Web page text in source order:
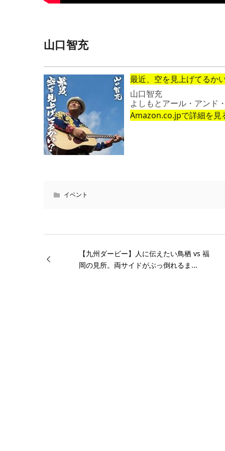
山口智充
最近、空を見上げてるか
山口智充
よしもとアール・アンド
Amazon.co.jpで詳細を見
イベント
【九州ダービー】人に伝えたい鳥栖 vs 福
岡の見所。両サイドがぶっ倒れるま...